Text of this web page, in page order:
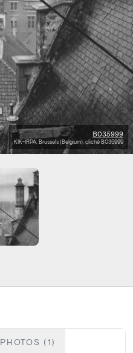
B035999
KIK-IRPA, Brussels (Belgium), cliché B035999
PHOTOS (1)